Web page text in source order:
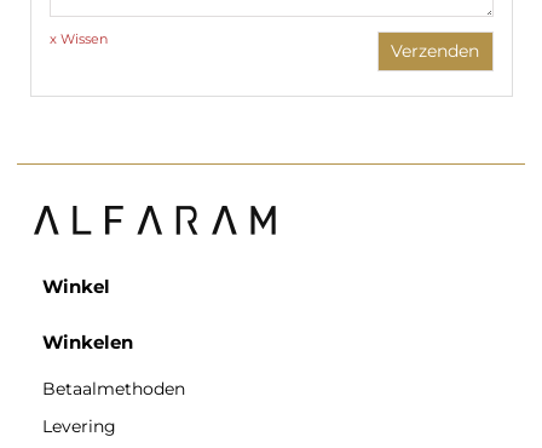
x Wissen
Verzenden
Winkel
Winkelen
Betaalmethoden
Levering